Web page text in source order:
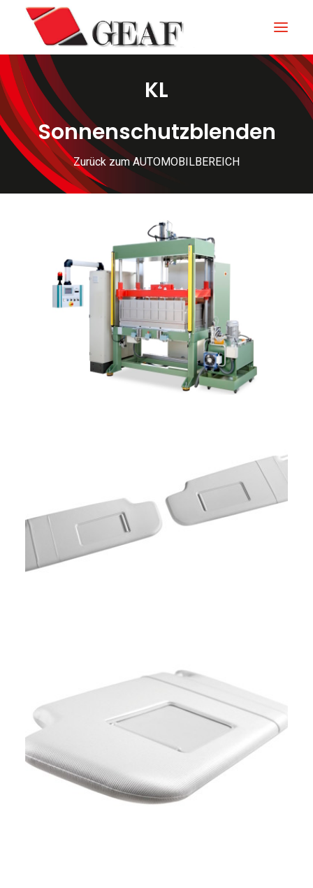
GEAF
UNTERNEHMEN
KNOW-HOW
UNSERE SEKTOREN
NEUIGKEITEN UND VERANSTALTUNGEN
DOWNLOAD
ITALIANO
FRANÇAIS
KL
Sonnenschutzblenden
Zurück zum AUTOMOBILBEREICH